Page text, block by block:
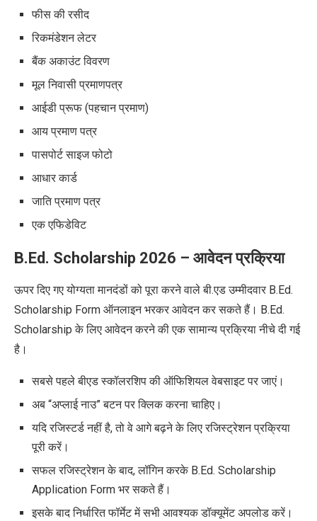
फीस की रसीद
रिकमंडेशन लेटर
बैंक अकाउंट विवरण
मूल निवासी प्रमाणपत्र
आईडी प्रूफ (पहचान प्रमाण)
आय प्रमाण पत्र
पासपोर्ट साइज फोटो
आधार कार्ड
जाति प्रमाण पत्र
एक एफिडेविट
B.Ed. Scholarship 2026 – आवेदन प्रक्रिया
ऊपर दिए गए योग्यता मानदंडों को पूरा करने वाले बी.एड उम्मीदवार B.Ed.
Scholarship Form ऑनलाइन भरकर आवेदन कर सकते हैं। B.Ed.
Scholarship के लिए आवेदन करने की एक सामान्य प्रक्रिया नीचे दी गई
है।
सबसे पहले बीएड स्कॉलरशिप की ऑफिशियल वेबसाइट पर जाएं।
अब “अप्लाई नाउ” बटन पर क्लिक करना चाहिए।
यदि रजिस्टर्ड नहीं है, तो वे आगे बढ़ने के लिए रजिस्ट्रेशन प्रक्रिया
पूरी करें।
सफल रजिस्ट्रेशन के बाद, लॉगिन करके B.Ed. Scholarship
Application Form भर सकते हैं।
इसके बाद निर्धारित फॉर्मेट में सभी आवश्यक डॉक्यूमेंट अपलोड करें।